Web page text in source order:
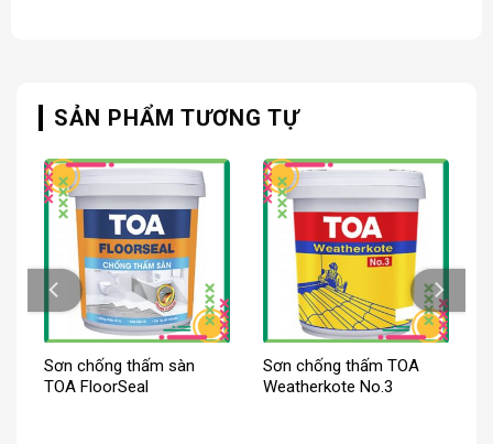
SẢN PHẨM TƯƠNG TỰ
Sơn chống thấm sàn
TOA FloorSeal
Sơn chống thấm TOA
Weatherkote No.3